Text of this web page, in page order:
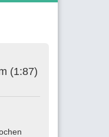
(1:87)